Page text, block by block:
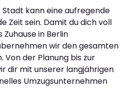
Stadt kann eine aufregende
Zeit sein. Damit du dich voll
Zuhause in Berlin
wir den gesamten
Von der Planung bis zur
dir mit unserer langjährigen
Umzugsunternehmen